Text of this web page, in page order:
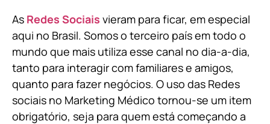
As Redes Sociais vieram para ficar, em especial
aqui no Brasil. Somos o terceiro país em todo o
mundo que mais utiliza esse canal no dia-a-dia,
tanto para interagir com familiares e amigos,
quanto para fazer negócios. O uso das Redes
sociais no Marketing Médico tornou-se um item
obrigatório, seja para quem está começando a